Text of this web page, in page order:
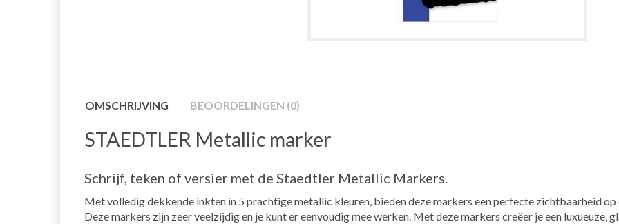
OMSCHRIJVING BEOORDELINGEN (0)
STAEDTLER Metallic marker
Schrijf, teken of versier met de Staedtler Metallic Markers.
Met volledig dekkende inkten in 5 prachtige metallic kleuren, bieden deze markers een perfecte zichtbaarheid
Deze markers zijn zeer veelzijdig en je kunt er eenvoudig mee werken. Met deze markers creëer je een luxueuze,